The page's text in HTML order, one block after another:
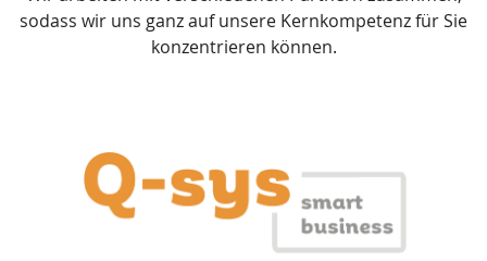
sodass wir uns ganz auf unsere Kernkompetenz für Sie
konzentrieren können.